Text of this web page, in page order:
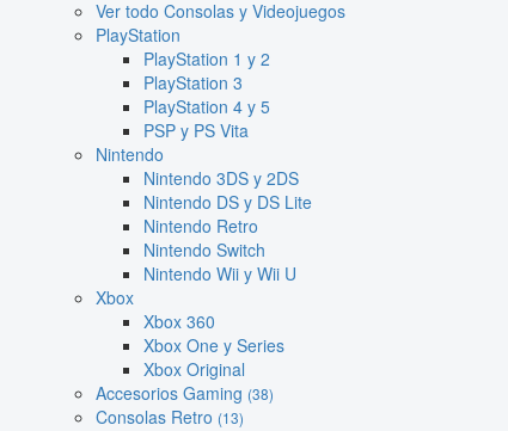
Ver todo Consolas y Videojuegos
PlayStation
PlayStation 1 y 2
PlayStation 3
PlayStation 4 y 5
PSP y PS Vita
Nintendo
Nintendo 3DS y 2DS
Nintendo DS y DS Lite
Nintendo Retro
Nintendo Switch
Nintendo Wii y Wii U
Xbox
Xbox 360
Xbox One y Series
Xbox Original
Accesorios Gaming (38)
Consolas Retro (13)